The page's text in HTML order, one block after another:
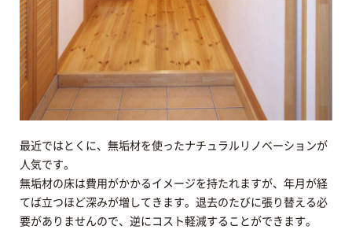
最近ではとくに、無垢材を使ったナチュラルリノベーションが
人気です。
無垢材の床は費用がかかるイメージを持たれますが、年月が経
てば立つほど深みが増してきます。退去のたびに張り替える必
要がありませんので、逆にコスト軽減することができます。